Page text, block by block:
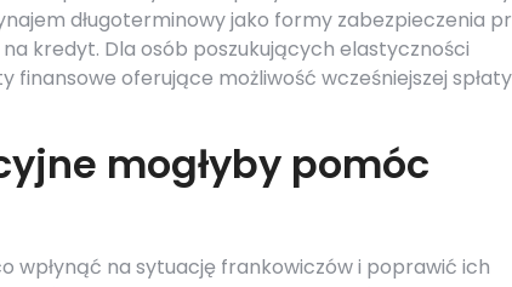
długoterminowy jako formy zabezpieczenia
kredyt. Dla osób poszukujących elastyczności
oferujące możliwość wcześniejszej
mogłyby pomóc
wpłynąć na sytuację frankowiczów i poprawić ich